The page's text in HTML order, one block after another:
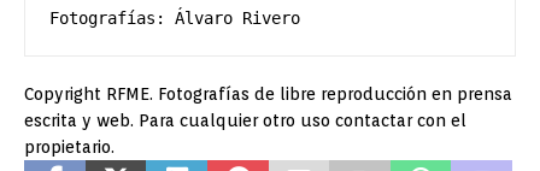
Fotografías: Álvaro Rivero
Copyright RFME. Fotografías de libre reproducción en prensa
escrita y web. Para cualquier otro uso contactar con el
propietario.